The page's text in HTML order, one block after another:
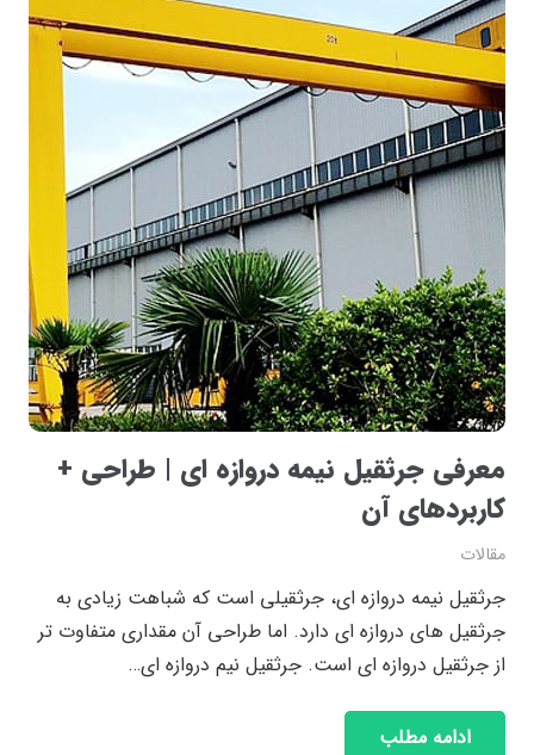
معرفی جرثقیل نیمه دروازه ای | طراحی +
کاربردهای آن
مقالات
جرثقیل نیمه دروازه ای، جرثقیلی است که شباهت زیادی به
جرثقیل های دروازه ای دارد. اما طراحی آن مقداری متفاوت تر
از جرثقیل دروازه ای است. جرثقیل نیم دروازه ای…
ادامه مطلب